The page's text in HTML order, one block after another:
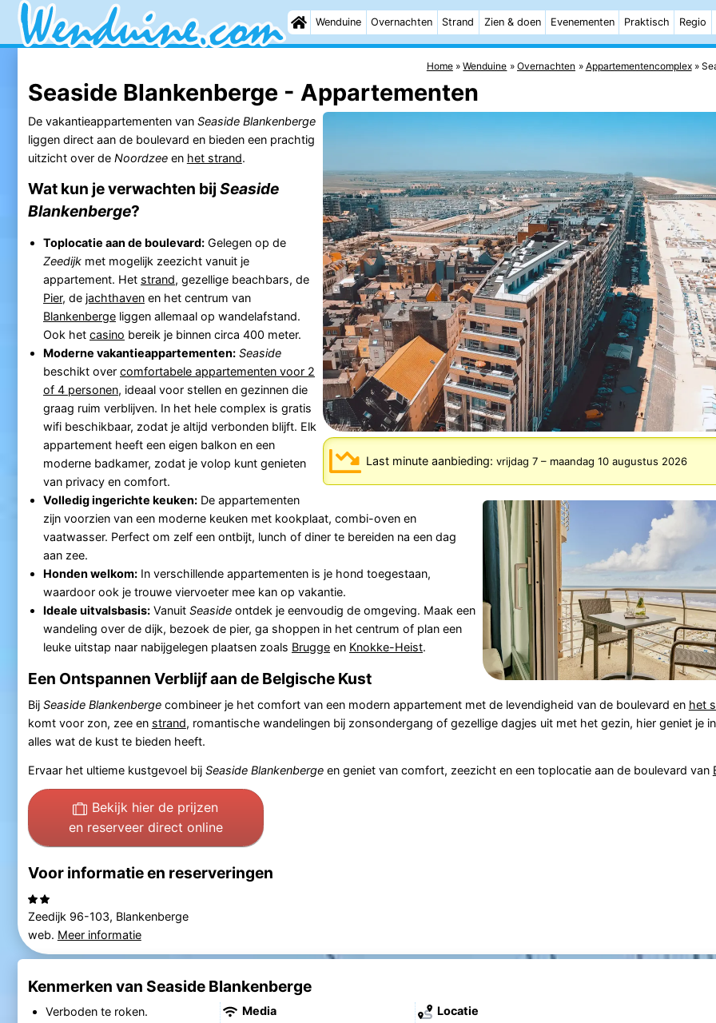
Wenduine Overnachten Strand Zien & doen Evenementen Praktisch Regio
Home Wenduine Overnachten Appartementencomplex
Seaside Blankenberge - Appartementen
Last minute aanbieding: vrijdag 7– maandag 10 augustus 2026
De vakantieappartementen van Seaside Blankenberge
liggen direct aan de boulevard en bieden een prachtig
uitzicht over de Noordzeeen het strand.
Wat kun je verwachten bij Seaside
Blankenberge?
Toplocatie aan de boulevard:Gelegen op de
Zeedijkmet mogelijk zeezicht vanuit je
appartement. Het strand, gezellige beachbars, de
Pier, de jachthavenen het centrum van
Blankenbergeliggen allemaal op wandelafstand.
Ook het casino bereik je binnen circa 400 meter.
Moderne vakantieappartementen: Seaside
beschikt over comfortabele appartementen voor 2
of 4 personen, ideaal voor stellen en gezinnen die
graag ruim verblijven. In het hele complex is gratis
wifi beschikbaar, zodat je altijd verbonden blijft. Elk
appartement heeft een eigen balkon en een
moderne badkamer, zodat je volop kunt genieten
van privacy en comfort.
Volledig ingerichte keuken:De appartementen
zijn voorzien van een moderne keuken met kookplaat, combi-oven en
vaatwasser. Perfect om zelf een ontbijt, lunch of diner te bereiden na een dag
aan zee.
Honden welkom:In verschillende appartementen is je hond toegestaan,
waardoor ook je trouwe viervoeter mee kan op vakantie.
Ideale uitvalsbasis:Vanuit Seasideontdek je eenvoudig de omgeving. Maak een
wandeling over de dijk, bezoek de pier, ga shoppen in het centrum of plan een
leuke uitstap naar nabijgelegen plaatsen zoals Bruggeen Knokke-Heist.
Een Ontspannen Verblijf aan de Belgische Kust
Bij Seaside Blankenbergecombineer je het comfort van een modern appartement met de levendigheid van de boulevard en het
komt voor zon, zee en strand, romantische wandelingen bij zonsondergang of gezellige dagjes uit met het gezin, hier geniet je
alles wat de kust te bieden heeft.
Ervaar het ultieme kustgevoel bij Seaside Blankenbergeen geniet van comfort, zeezicht en een toplocatie aan de boulevard van
Bekijk hier de prijzen
en reserveer direct online
Voor informatie en reserveringen
Zeedijk 96-103, Blankenberge
web. Meer informatie
Kenmerken van Seaside Blankenberge
Verboden te roken.
Media
Locatie